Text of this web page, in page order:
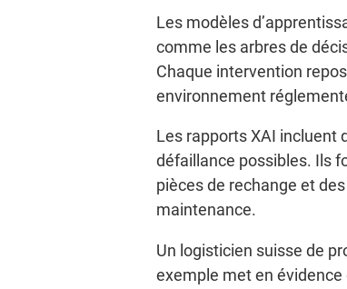
Les modèles
comme les arbres de
Chaque intervention
environnement
Les rapports XAI incluent
défaillance possibles. Ils
pièces de rechange et
maintenance.
Un logisticien suisse de
exemple met en